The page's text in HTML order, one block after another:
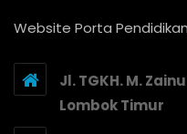
Website Porta
Jl. TGKH. M.
Lombok Timur